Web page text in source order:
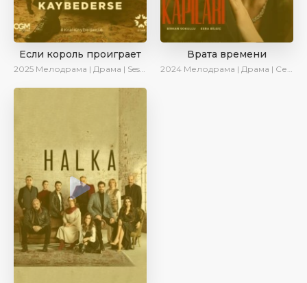
Если король проиграет
2025 Мелодрама | Драма | SesDizi | Ирина Котова | AlisaDirilis | Turok1990 | Новинки | Сериалы 2025
Врата времени
2024 Мелодрама | Драма | Сериалы 2024